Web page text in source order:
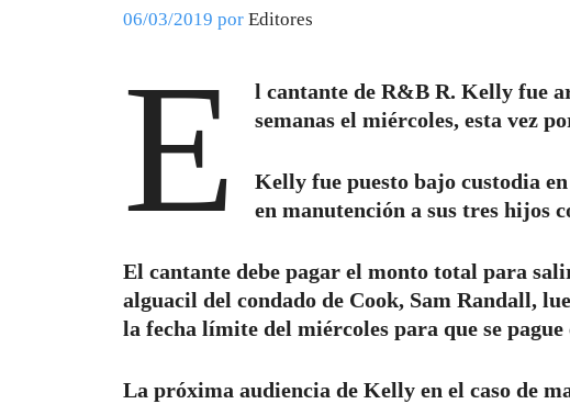
06/03/2019 por Editores
E
l cantante de R&B R. Kelly fue
semanas el miércoles, esta vez
Kelly fue puesto bajo custodia
en manutención a sus tres hijos
El cantante debe pagar el monto total para
alguacil del condado de Cook, Sam Randall,
la fecha límite del miércoles para que se
La próxima audiencia de Kelly en el caso de